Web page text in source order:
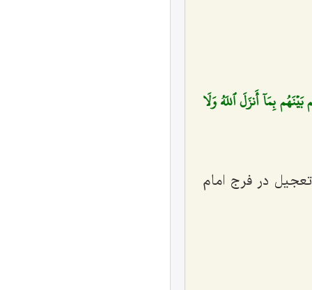
بِمَآ أَنزَلَ ٱللَهُ وَلَا
در فرج امام